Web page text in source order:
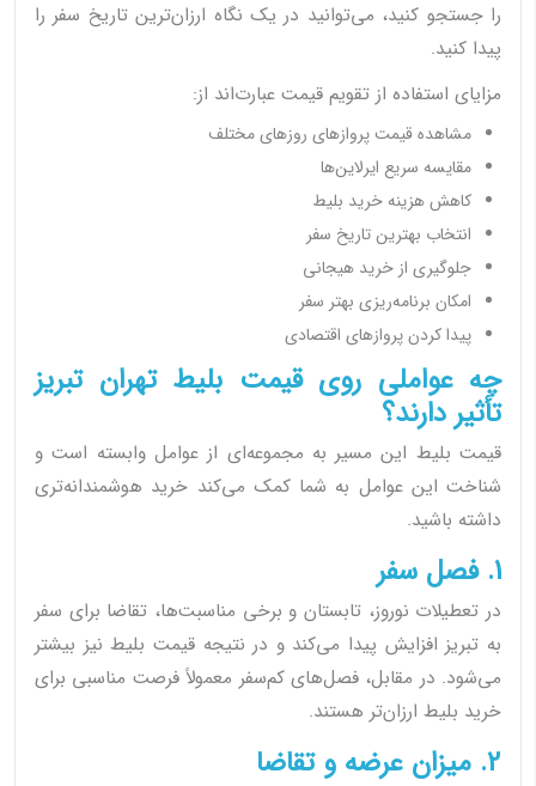
را جستجو کنید، می‌توانید در یک نگاه ارزان‌ترین تاریخ سفر را
پیدا کنید.
مزایای استفاده از تقویم قیمت عبارت‌اند از:
مشاهده قیمت پروازهای روزهای مختلف
مقایسه سریع ایرلاین‌ها
کاهش هزینه خرید بلیط
انتخاب بهترین تاریخ سفر
جلوگیری از خرید هیجانی
امکان برنامه‌ریزی بهتر سفر
پیدا کردن پروازهای اقتصادی
چه عواملی روی قیمت بلیط تهران تبریز
تأثیر دارند؟
قیمت بلیط این مسیر به مجموعه‌ای از عوامل وابسته است و
شناخت این عوامل به شما کمک می‌کند خرید هوشمندانه‌تری
داشته باشید.
1. فصل سفر
در تعطیلات نوروز، تابستان و برخی مناسبت‌ها، تقاضا برای سفر
به تبریز افزایش پیدا می‌کند و در نتیجه قیمت بلیط نیز بیشتر
می‌شود. در مقابل، فصل‌های کم‌سفر معمولاً فرصت مناسبی برای
خرید بلیط ارزان‌تر هستند.
2. میزان عرضه و تقاضا